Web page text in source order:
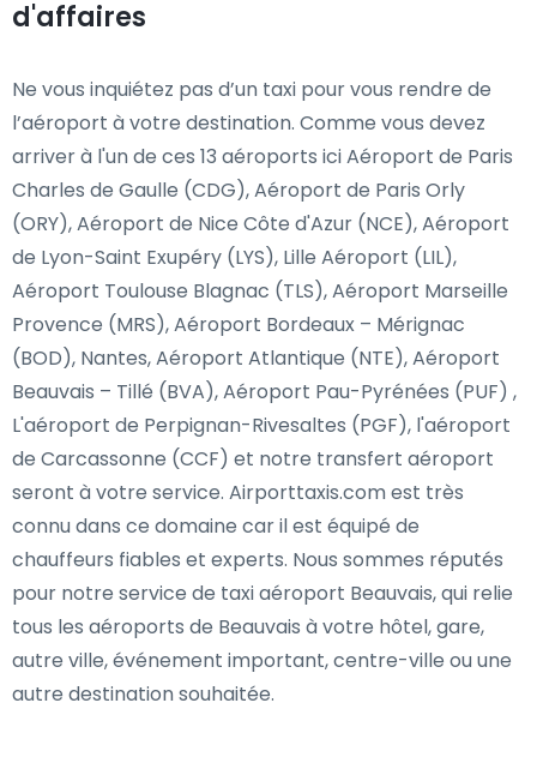
d'affaires
Ne vous inquiétez pas d’un taxi pour vous rendre de
l’aéroport à votre destination. Comme vous devez
arriver à l'un de ces 13 aéroports ici Aéroport de Paris
Charles de Gaulle (CDG), Aéroport de Paris Orly
(ORY), Aéroport de Nice Côte d'Azur (NCE), Aéroport
de Lyon-Saint Exupéry (LYS), Lille Aéroport (LIL),
Aéroport Toulouse Blagnac (TLS), Aéroport Marseille
Provence (MRS), Aéroport Bordeaux – Mérignac
(BOD), Nantes, Aéroport Atlantique (NTE), Aéroport
Beauvais – Tillé (BVA), Aéroport Pau-Pyrénées (PUF) ,
L'aéroport de Perpignan-Rivesaltes (PGF), l'aéroport
de Carcassonne (CCF) et notre transfert aéroport
seront à votre service. Airporttaxis.com est très
connu dans ce domaine car il est équipé de
chauffeurs fiables et experts. Nous sommes réputés
pour notre service de taxi aéroport Beauvais, qui relie
tous les aéroports de Beauvais à votre hôtel, gare,
autre ville, événement important, centre-ville ou une
autre destination souhaitée.